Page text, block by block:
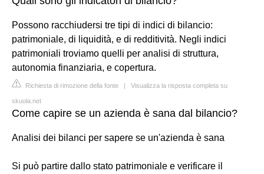
Possono racchiudersi tre tipi di indici di bilancio:
patrimoniale, di liquidità, e di redditività. Negli indici
patrimoniali troviamo quelli per analisi di struttura,
autonomia finanziaria, e copertura.
Richiesta di rimozione della fonte | Visualizza la risposta completa su
skuola.net
Come capire se un azienda è sana dal bilancio?
Analisi dei bilanci per sapere se un'azienda è sana
Si può partire dallo stato patrimoniale e verificare il